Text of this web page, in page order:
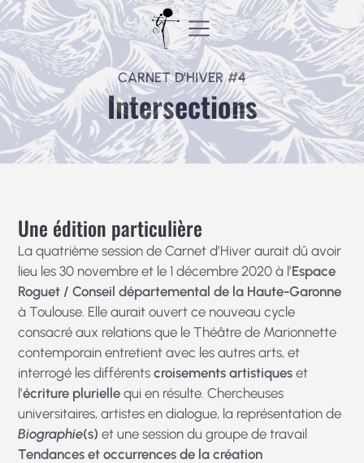
Aller
au
contenu
CARNET D’HIVER #4
Intersections
Une édition particulière
La quatrième session de Carnet d’Hiver aurait dû avoir
lieu les 30 novembre et le 1 décembre 2020 à l’Espace
Roguet / Conseil départemental de la Haute-Garonne
à Toulouse. Elle aurait ouvert ce nouveau cycle
consacré aux relations que le Théâtre de Marionnette
contemporain entretient avec les autres arts, et
interrogé les différentscroisements artistiques et
l’écriture plurielle qui en résulte. Chercheuses
universitaires, artistes en dialogue, la représentation de
Biographie(s) et une session du groupe de travail
Tendances et occurrences de la création